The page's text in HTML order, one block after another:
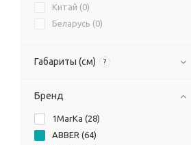
Китай (0)
Беларусь (0)
Габариты (см) ?
Бренд
1MarKa (28)
ABBER (64)